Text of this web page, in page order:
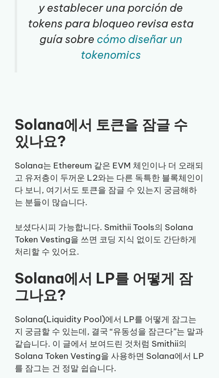
y establecer una porción de
tokens para bloqueo revisa esta
guía sobre cómo diseñar un
tokenomics
Solana에서 토큰을 잠글 수
있나요?
Solana는 Ethereum 같은 EVM 체인이나 더 오래되
고 유저층이 두꺼운 L2와는 다른 독특한 블록체인이
다 보니, 여기서도 토큰을 잠글 수 있는지 궁금해하
는 분들이 많습니다.
보셨다시피 가능합니다. Smithii Tools의 Solana
Token Vesting을 쓰면 코딩 지식 없이도 간단하게
처리할 수 있어요.
Solana에서 LP를 어떻게 잠
그나요?
Solana(Liquidity Pool)에서 LP를 어떻게 잠그는
지 궁금할 수 있는데, 결국 “유동성을 잠근다”는 말과
같습니다. 이 글에서 보여드린 것처럼 Smithii의
Solana Token Vesting을 사용하면 Solana에서 LP
를 잠그는 건 정말 쉽습니다.